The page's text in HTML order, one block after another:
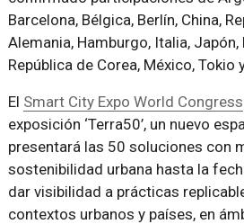
Barcelona, Bélgica, Berlín, China,
Alemania, Hamburgo, Italia,
República de Corea, México, Tokio
El Smart City Expo World Congress
exposición ‘Terra50’, un nuevo
presentará las 50 soluciones con
sostenibilidad urbana hasta la
dar visibilidad a prácticas
contextos urbanos y países, en